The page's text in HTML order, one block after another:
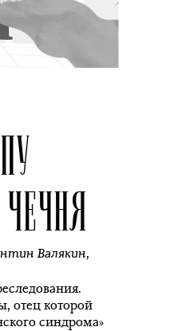
Валякин,
отец которой
синдрома»